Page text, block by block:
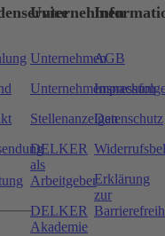
Unternehmen
Unternehmen
Stellenanzeigen
DELKER
als
Arbeitgeber
DELKER
Akademie
AGB
Impressum
Datenschutz
Erklärung
zur